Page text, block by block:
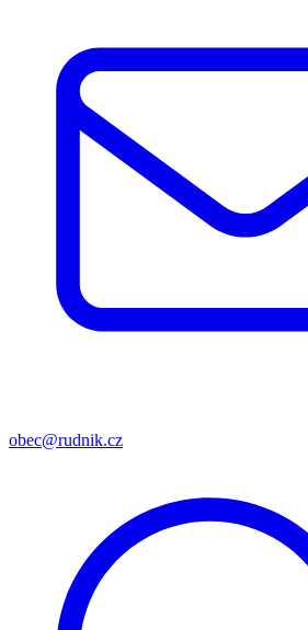
obec@rudnik.cz